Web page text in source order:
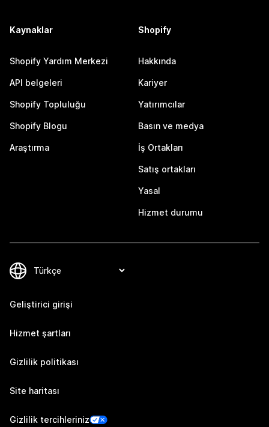
Kaynaklar
Shopify Yardım Merkezi
API belgeleri
Shopify Topluluğu
Shopify Blogu
Araştırma
Shopify
Hakkında
Kariyer
Yatırımcılar
Basın ve medya
İş Ortakları
Satış ortakları
Yasal
Hizmet durumu
Geliştirici girişi
Hizmet şartları
Gizlilik politikası
Site haritası
Gizlilik tercihleriniz